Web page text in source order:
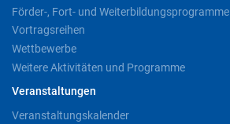
Förder-, Fort- und Weiterbildungsprogramme
Vortragsreihen
Wettbewerbe
Weitere Aktivitäten und Programme
Veranstaltungen
Veranstaltungskalender